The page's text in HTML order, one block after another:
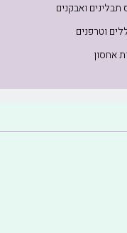
ואבקנים
וטרפנים
אחסון